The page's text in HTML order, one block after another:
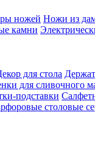
ножей Ножи из
камни
для стола
для сливочного
подставки
столовые